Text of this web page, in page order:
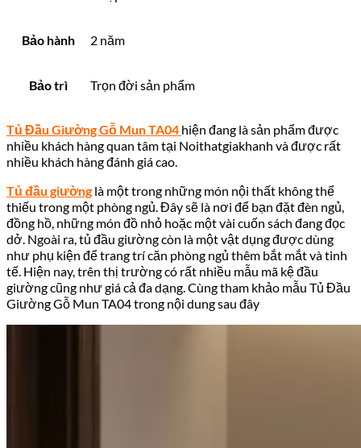
Bảo hành 2 năm
Bảo trì Trọn đời sản phẩm
Tủ Đầu Giường Gỗ Mun TA04 hiện đang là sản phẩm được
nhiều khách hàng quan tâm tại Noithatgiakhanh và được rất
nhiều khách hàng đánh giá cao.
Tủ đầu giườnglà một trong những món nội thất không thể
thiếu trong một phòng ngủ. Đây sẽ là nơi để bạn đặt đèn ngủ,
đồng hồ, những món đồ nhỏ hoặc một vài cuốn sách đang đọc
dở. Ngoài ra, tủ đầu giường còn là một vật dụng được dùng
như phụ kiện để trang trí căn phòng ngủ thêm bắt mắt và tinh
tế. Hiện nay, trên thị trường có rất nhiều mẫu mã kệ đầu
giường cũng như giá cả đa dạng. Cùng tham khảo mẫu Tủ Đầu
Giường Gỗ Mun TA04 trong nội dung sau đây